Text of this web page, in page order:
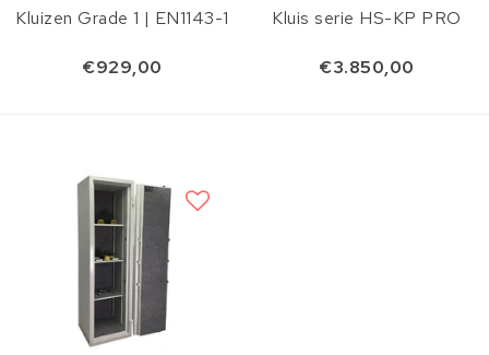
Kluizen Grade 1 | EN1143-1
€929,00
Kluis serie HS-KP PRO
€3.850,00